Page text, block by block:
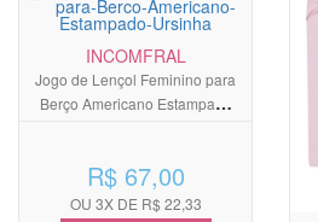
INCOMFRAL
Jogo de Lençol Feminino para
Berço Americano Estampado
R$ 67,00
OU 3X DE R$ 22,33